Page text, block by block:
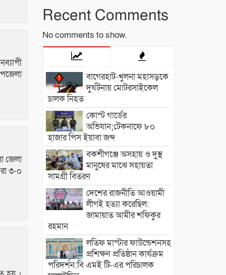
জেলা
৩-০
Recent Comments
No comments to show.
বাগেরহাট-খুলনা মহাসড়কে
‌দুর্ঘটনায় মোটরসাইকেল
চালক নিহত
কোস্ট গার্ডের
অভিযান;টেকনাফে ৮০
হাজার পিস ইয়াবা জব্দ
বকশীগঞ্জে অসহায় ও দুস্থ
মানুষের মাঝে সহায়তা
সামগ্রী বিতরণ
দেশের রাজনীতি আওয়ামী
লীগই হত্যা করেছিল:
জামায়াত আমীর শফিকুর
রহমান
লতিফ মাস্টার ফাউন্ডেশনসহ
প্রশিক্ষণ প্রতিষ্ঠান কার্যক্রম
পরিদর্শন:বি এমই টি-এর পরিচালক